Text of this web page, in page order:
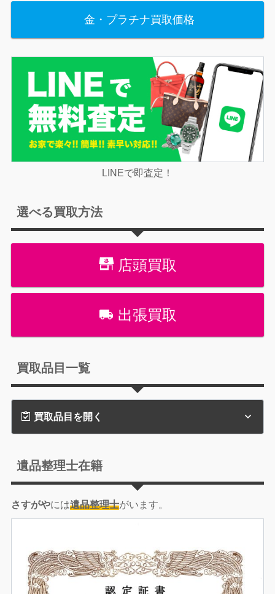
金・プラチナ買取価格
LINEで即査定！
選べる買取方法
店頭買取
出張買取
買取品目一覧
買取品目を開く
遺品整理士在籍
さすがやには遺品整理士がいます。